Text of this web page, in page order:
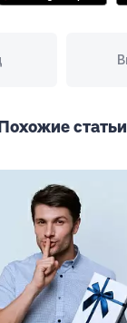
Похожие статьи